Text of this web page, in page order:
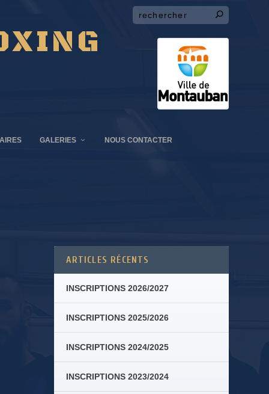
GALERIES NOUS CONTACTER
ARTICLES RÉCENTS
INSCRIPTIONS 2026/2027
INSCRIPTIONS 2025/2026
INSCRIPTIONS 2024/2025
INSCRIPTIONS 2023/2024